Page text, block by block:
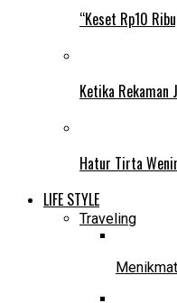
“Keset Rp10
Ketika Rekaman
Hatur Tirta
LIFE STYLE
Traveling